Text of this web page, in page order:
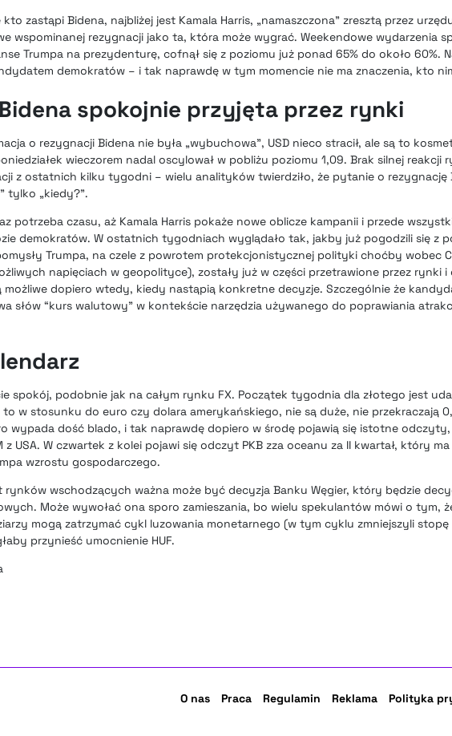
kto zastąpi Bidena, najbliżej jest Kamala Harris, „namaszczona” zresztą przez
wspominanej rezygnacji jako ta, która może wygrać. Weekendowe wydarzenia
Trumpa na prezydenturę, cofnął się z poziomu już ponad 65% do około 60%.
demokratów – i tak naprawdę w tym momencie nie ma znaczenia, kto
spokojnie przyjęta przez rynki
o rezygnacji Bidena nie była „wybuchowa”, USD nieco stracił, ale są to
wieczorem nadal oscylował w pobliżu poziomu 1,09. Brak silnej
z ostatnich kilku tygodni – wielu analityków twierdziło, że pytanie o rezygnację
tylko „kiedy?”.
potrzeba czasu, aż Kamala Harris pokaże nowe oblicze kampanii i przede
demokratów. W ostatnich tygodniach wyglądało tak, jakby już pogodzili się z
Trumpa, na czele z powrotem protekcjonistycznej polityki choćby wobec
napięciach w geopolityce), zostały już w części przetrawione przez rynki i
możliwe dopiero wtedy, kiedy nastąpią konkretne decyzje. Szczególnie że
słów “kurs walutowy” w kontekście narzędzia używanego do poprawiania
spokój, podobnie jak na całym rynku FX. Początek tygodnia dla złotego jest
w stosunku do euro czy dolara amerykańskiego, nie są duże, nie przekraczają
wypada dość blado, i tak naprawdę dopiero w środę pojawią się istotne
z USA. W czwartek z kolei pojawi się odczyt PKB zza oceanu za II kwartał, który
wzrostu gospodarczego.
rynków wschodzących ważna może być decyzja Banku Węgier, który będzie
Może wywołać ona sporo zamieszania, bo wielu spekulantów mówi o tym,
mogą zatrzymać cykl luzowania monetarnego (w tym cyklu zmniejszyli stopę
przynieść umocnienie HUF.
O nas Praca Regulamin Reklama Polityka